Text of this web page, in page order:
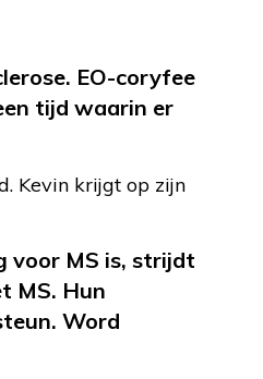
EO-coryfee
tijd waarin er
Kevin krijgt op zijn
voor MS is, strijdt
MS. Hun
Word